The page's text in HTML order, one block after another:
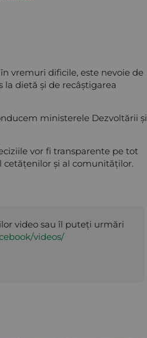
vremuri dificile, este nevoie de
dietă și de recâștigarea
ministerele Dezvoltării și
vor fi transparente pe tot
cetățenilor și al comunităților.
video sau îl puteți urmări
videos/